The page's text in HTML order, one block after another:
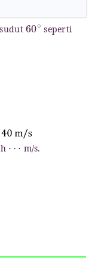
60∘seperti
⋯ m/s.